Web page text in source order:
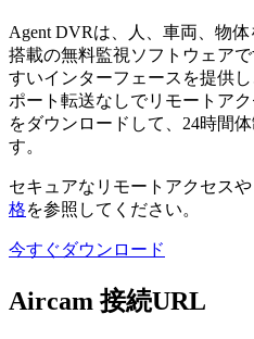
Agent DVRは、人、車両、物
搭載の無料監視ソフトウェア
すいインターフェースを提供
ポート転送なしでリモートア
をダウンロードして、24時間
す。
セキュアなリモートアクセス
格を参照してください。
今すぐダウンロード
Aircam 接続URL